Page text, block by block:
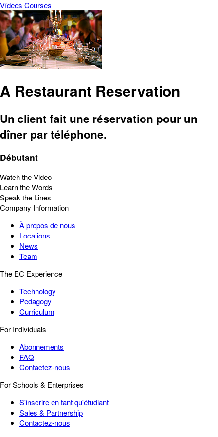
Vídeos Courses
A Restaurant Reservation
Un client fait une réservation pour un
dîner par téléphone.
Débutant
Watch the Video
Learn the Words
Speak the Lines
Company Information
À propos de nous
Locations
News
Team
The EC Experience
Technology
Pedagogy
Curriculum
For Individuals
Abonnements
FAQ
Contactez-nous
For Schools & Enterprises
S'inscrire en tant qu'étudiant
Sales & Partnership
Contactez-nous